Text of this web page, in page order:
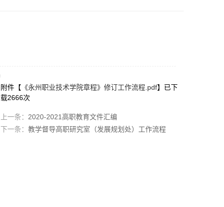
附件【 《永州职业技术学院章程》修订工作流程.pdf】已下
载2666次
上一条： 2020-2021高职教育文件汇编
下一条： 教学督导高职研究室（发展规划处）工作流程